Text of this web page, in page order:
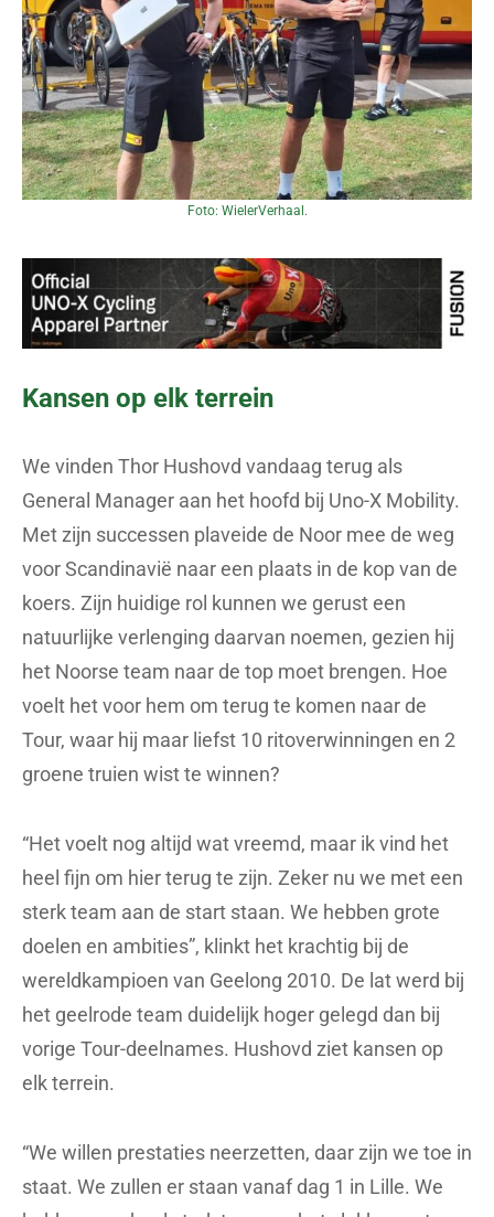
Foto: WielerVerhaal.
Kansen op elk terrein
We vinden Thor Hushovd vandaag terug als
General Manager aan het hoofd bij Uno-X Mobility.
Met zijn successen plaveide de Noor mee de weg
voor Scandinavië naar een plaats in de kop van de
koers. Zijn huidige rol kunnen we gerust een
natuurlijke verlenging daarvan noemen, gezien hij
het Noorse team naar de top moet brengen. Hoe
voelt het voor hem om terug te komen naar de
Tour, waar hij maar liefst 10 ritoverwinningen en 2
groene truien wist te winnen?
“Het voelt nog altijd wat vreemd, maar ik vind het
heel fijn om hier terug te zijn. Zeker nu we met een
sterk team aan de start staan. We hebben grote
doelen en ambities”, klinkt het krachtig bij de
wereldkampioen van Geelong 2010. De lat werd bij
het geelrode team duidelijk hoger gelegd dan bij
vorige Tour-deelnames. Hushovd ziet kansen op
elk terrein.
“We willen prestaties neerzetten, daar zijn we toe in
staat. We zullen er staan vanaf dag 1 in Lille. We